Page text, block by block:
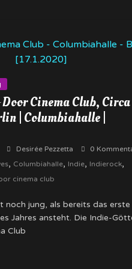
Door Cinema Club, Circa
| Columbiahalle |
Desirée Pezzetta
0
, Columbiahalle, Indie, Indierock,
cinema club
noch jung, als bereits das erste
Jahres ansteht. Die Indie-
Club